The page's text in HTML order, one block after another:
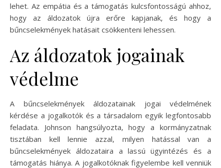
lehet. Az empátia és a támogatás kulcsfontosságú ahhoz,
hogy az áldozatok újra erőre kapjanak, és hogy a
bűncselekmények hatásait csökkenteni lehessen.
Az áldozatok jogainak
védelme
A bűncselekmények áldozatainak jogai védelmének
kérdése a jogalkotók és a társadalom egyik legfontosabb
feladata. Johnson hangsúlyozta, hogy a kormányzatnak
tisztában kell lennie azzal, milyen hatással van a
bűncselekmények áldozataira a lassú ügyintézés és a
támogatás hiánya. A jogalkotóknak figyelembe kell venniük